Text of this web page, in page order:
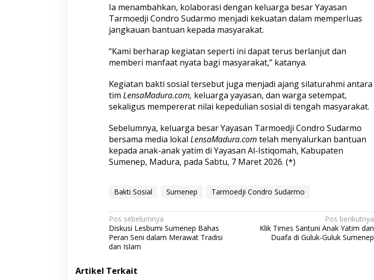
i
P
n
h
u
u
n
g
R
m
a
d
a
n
Ia menambahkan, kolaborasi dengan keluarga besar Yayasan
Tarmoedji Condro Sudarmo menjadi kekuatan dalam memperluas
jangkauan bantuan kepada masyarakat.
“Kami berharap kegiatan seperti ini dapat terus berlanjut dan
memberi manfaat nyata bagi masyarakat,” katanya.
Kegiatan bakti sosial tersebut juga menjadi ajang silaturahmi antara
tim LensaMadura.com, keluarga yayasan, dan warga setempat,
sekaligus mempererat nilai kepedulian sosial di tengah masyarakat.
Sebelumnya, keluarga besar Yayasan Tarmoedji Condro Sudarmo
bersama media lokal LensaMadura.com telah menyalurkan bantuan
kepada anak-anak yatim di Yayasan Al-Istiqomah, Kabupaten
Sumenep, Madura, pada Sabtu, 7 Maret 2026. (*)
Bakti Sosial Sumenep Tarmoedji Condro Sudarmo
N
a
v
i
Pos sebelumnya
Diskusi Lesbumi Sumenep Bahas
Peran Seni dalam Merawat Tradisi
dan Islam
Pos berikutnya
Klik Times Santuni Anak Yatim dan
Duafa di Guluk-Guluk Sumenep
Artikel Terkait